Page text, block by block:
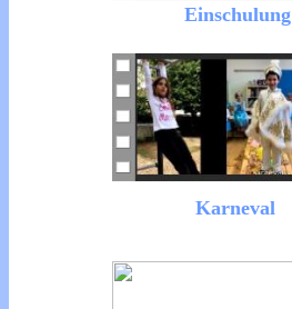
Einschulung
Karneval